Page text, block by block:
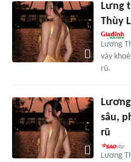
Lưng
Thùy
Lương
váy
rũ.
sâu,
rũ
Lương